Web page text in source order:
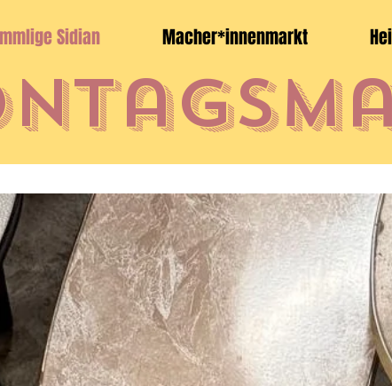
Sidian Macher*innenmarkt